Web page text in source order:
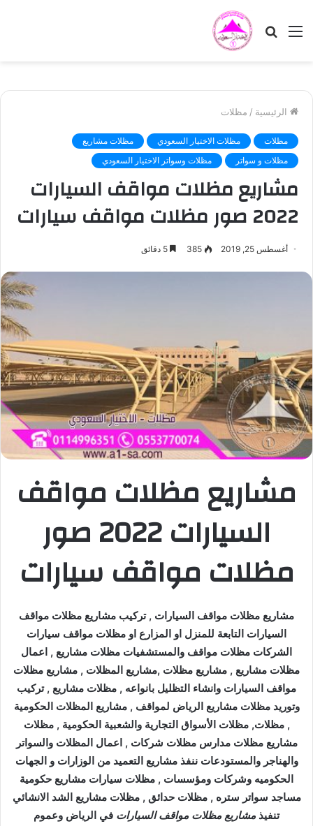
القائمة بحث
الرئيسية / مظلات
مظلات مظلات الاختيار السعودي
مظلات مشاريع
مظلات و سواتر
مظلات وسواتر الاختيار السعودي
مشاريع مظلات مواقف السيارات
2022 صور مظلات مواقف سيارات
أغسطس 25, 2019 385
مشاريع مظلات مواقف
السيارات 2022 صور
مظلات مواقف سيارات
مشاريع مظلات مواقف السيارات , تركيب مشاريع مظلات مواقف
السيارات التابعة للمنزل او المزارع او مظلات مواقف سيارات
الشركات مظلات مواقف والمستشفيات مظلات مشاريع , اعمال
مظلات مشاريع , مشاريع مظلات ,مشاريع المظلات , مشاريع مظلات
مواقف السيارات وانشاء التظليل بانواعه , مظلات مشاريع , تركيب
وتوريد مظلات مشاريع الرياض لمواقف , مشاريع المظلات الحكومية
, مظلات, مظلات الأسواق التجارية والشعبية الحكومية , مظلات
مشاريع مظلات مدارس مظلات شركات , اعمال المظلات والسواتر
والهناجر والمستودعات ننفذ مشاريع التعميد من الوزارات و الجهات
الحكوميه وشركات ومؤسسات , مظلات سيارات مشاريع حكومية
مساجد سواتر ستره , مظلات حدائق , مظلات مشاريع الشد الانشائي
تنفيذ مشاريع مظلات مواقف السيارات في الرياض وعموم